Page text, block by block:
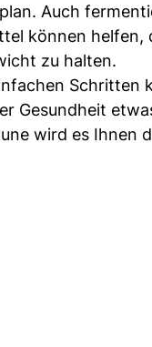
Auch
können helfen,
zu halten.
Schritten
Gesundheit
wird es Ihnen